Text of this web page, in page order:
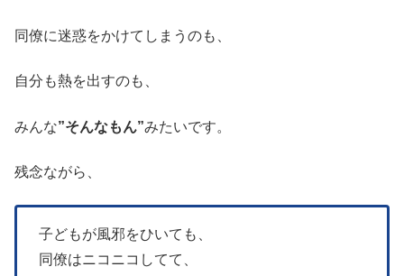
同僚に迷惑をかけてしまうのも、
自分も熱を出すのも、
みんな”そんなもん”みたいです。
残念ながら、
子どもが風邪をひいても、
同僚はニコニコしてて、